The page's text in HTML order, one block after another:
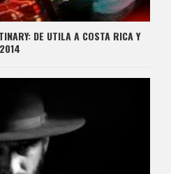
DE UTILA A COSTA RICA Y